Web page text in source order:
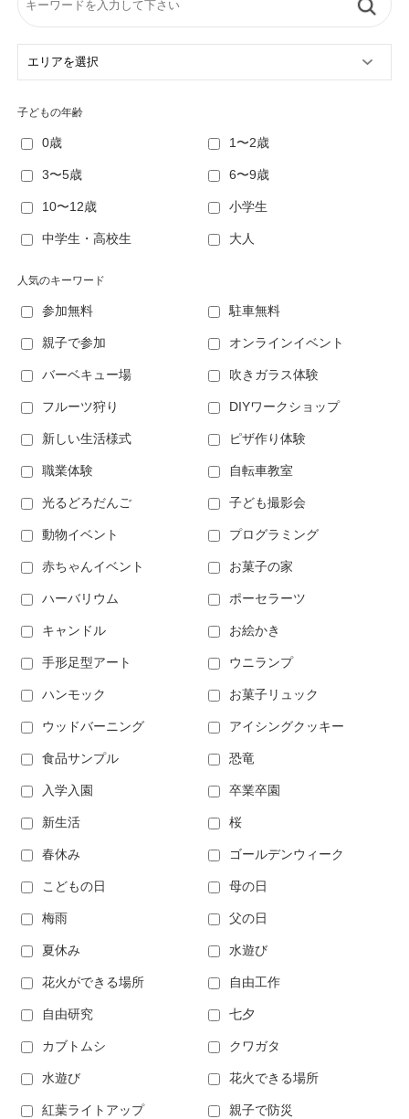
子どもの年齢
0歳 1〜2歳
3〜5歳 6〜9歳
10〜12歳 小学生
中学生・高校生 大人
人気のキーワード
参加無料 駐車無料
親子で参加 オンラインイベント
バーベキュー場 吹きガラス体験
フルーツ狩り DIYワークショップ
新しい生活様式 ピザ作り体験
職業体験 自転車教室
光るどろだんご 子ども撮影会
動物イベント プログラミング
赤ちゃんイベント お菓子の家
ハーバリウム ポーセラーツ
キャンドル お絵かき
手形足型アート ウニランプ
ハンモック お菓子リュック
ウッドバーニング アイシングクッキー
食品サンプル 恐竜
入学入園 卒業卒園
新生活 桜
春休み ゴールデンウィーク
こどもの日 母の日
梅雨 父の日
夏休み 水遊び
花火ができる場所 自由工作
自由研究 七夕
カブトムシ クワガタ
水遊び 花火できる場所
紅葉ライトアップ 親子で防災